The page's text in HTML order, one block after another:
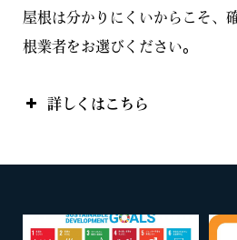
屋根は分かりにくいからこそ、
根業者をお選びください。
詳しくはこちら